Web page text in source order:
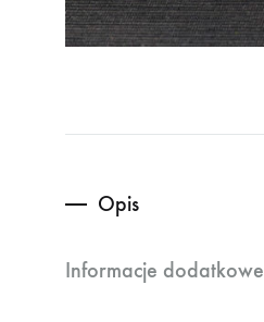
Opis
Informacje dodatkowe